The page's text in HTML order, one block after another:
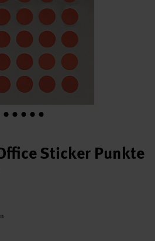
Sticker Punkte